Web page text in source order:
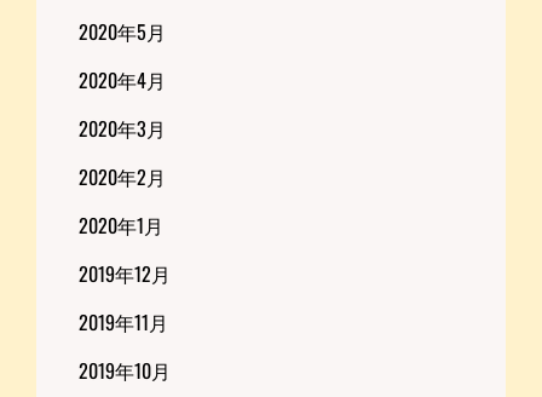
2020年5月
2020年4月
2020年3月
2020年2月
2020年1月
2019年12月
2019年11月
2019年10月